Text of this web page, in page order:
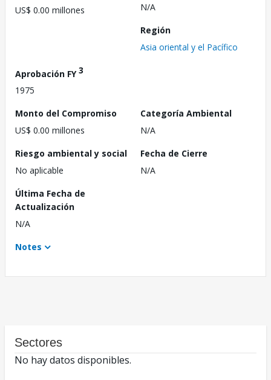
US$ 0.00 millones
N/A
Región
Asia oriental y el Pacífico
Aprobación FY3
1975
Monto del Compromiso
US$ 0.00 millones
Categoría Ambiental
N/A
Riesgo ambiental y social
No aplicable
Fecha de Cierre
N/A
Última Fecha de
Actualización
N/A
Notes
Sectores
No hay datos disponibles.